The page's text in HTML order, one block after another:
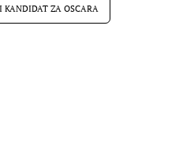
KANDIDAT ZA OSCARA